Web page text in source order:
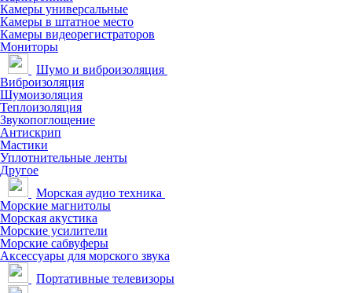
Камеры универсальные
Камеры в штатное место
Камеры видеорегистраторов
Мониторы
Шумо и виброизоляция
Виброизоляция
Шумоизоляция
Теплоизоляция
Звукопоглощение
Антискрип
Мастики
Уплотнительные ленты
Другое
Морская аудио техника
Морские магнитолы
Морская акустика
Морские усилители
Морские сабвуферы
Аксессуары для морского звука
Портативные телевизоры